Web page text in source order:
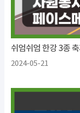
쉬엄쉬엄 한강 3종
2024-05-21